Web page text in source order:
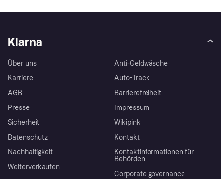
Klarna
Über uns
Karriere
AGB
Presse
Sicherheit
Datenschutz
Nachhaltigkeit
Weiterverkaufen
Anti-Geldwäsche
Auto-Track
Barrierefreiheit
Impressum
Wikipink
Kontakt
Kontaktinformationen für
Behörden
Corporate governance